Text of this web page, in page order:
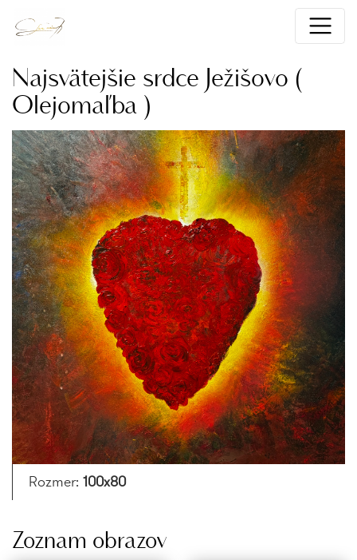
Najsvätejšie srdce Ježišovo (
Olejomaľba )
Rozmer: 100x80
Zoznam obrazov